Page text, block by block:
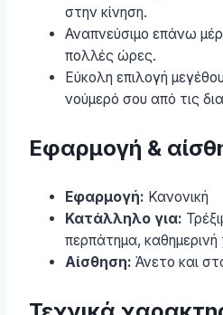
στην κίνηση.
Αναπνεύσιμο επάνω
πολλές ώρες.
Εύκολη επιλογή
νούμερό σου από τις
Εφαρμογή &
Εφαρμογή: Κανονική
Κατάλληλο για:
περπάτημα, καθημερινή
Αίσθηση: Άνετο και